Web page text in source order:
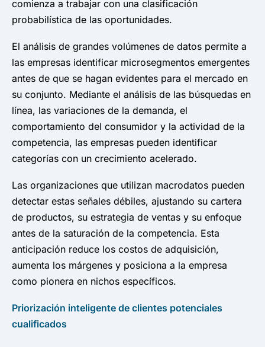
comienza a trabajar con una clasificación
probabilística de las oportunidades.
El análisis de grandes volúmenes de datos permite a
las empresas identificar microsegmentos emergentes
antes de que se hagan evidentes para el mercado en
su conjunto. Mediante el análisis de las búsquedas en
línea, las variaciones de la demanda, el
comportamiento del consumidor y la actividad de la
competencia, las empresas pueden identificar
categorías con un crecimiento acelerado.
Las organizaciones que utilizan macrodatos pueden
detectar estas señales débiles, ajustando su cartera
de productos, su estrategia de ventas y su enfoque
antes de la saturación de la competencia. Esta
anticipación reduce los costos de adquisición,
aumenta los márgenes y posiciona a la empresa
como pionera en nichos específicos.
Priorización inteligente de clientes potenciales
cualificados